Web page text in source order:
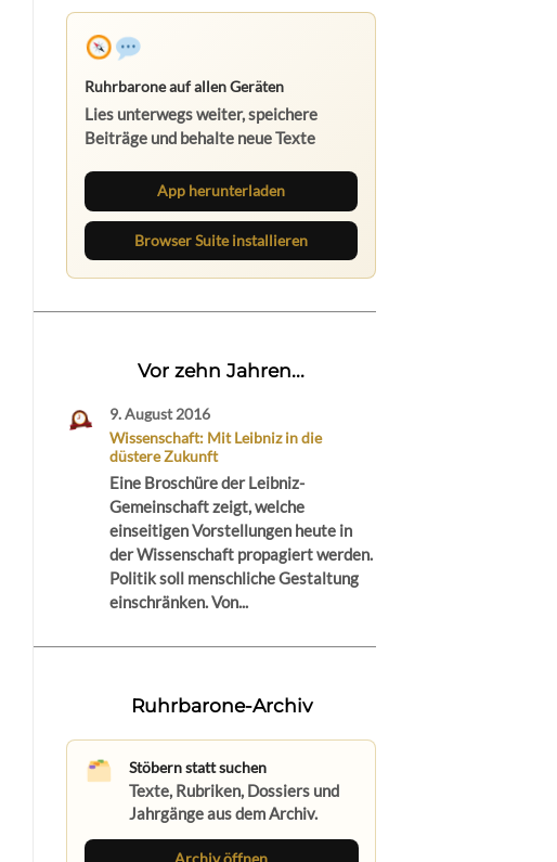
Ruhrbarone auf allen Geräten
Lies unterwegs weiter, speichere
Beiträge und behalte neue Texte
App herunterladen
Browser Suite installieren
Vor zehn Jahren...
9. August 2016
Wissenschaft: Mit Leibniz in die
düstere Zukunft
Eine Broschüre der Leibniz-
Gemeinschaft zeigt, welche
einseitigen Vorstellungen heute in
der Wissenschaft propagiert werden.
Politik soll menschliche Gestaltung
einschränken. Von...
Ruhrbarone-Archiv
Stöbern statt suchen
Texte, Rubriken, Dossiers und
Jahrgänge aus dem Archiv.
Archiv öffnen